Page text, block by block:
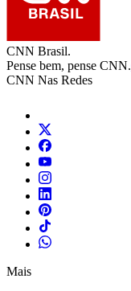
CNN Brasil.
Pense bem, pense CNN.
CNN Nas Redes
Mais